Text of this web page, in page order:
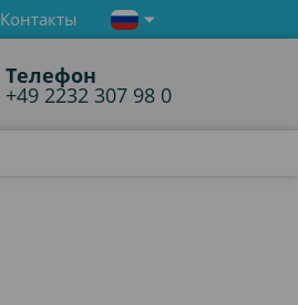
Контакты
Телефон
+49 2232 307 98 0